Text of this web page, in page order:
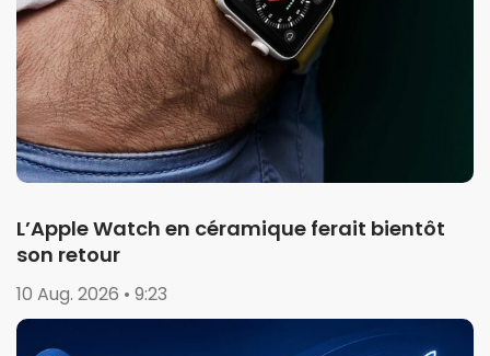
L’Apple Watch en céramique ferait bientôt
son retour
10 Aug. 2026 • 9:23